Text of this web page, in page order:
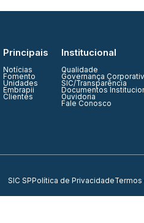
Principais
Notícias
Fomento
Unidades
Embrapii
Clientes
Institucional
Qualidade
Governança
SIC/Transparência
Documentos
Ouvidoria
Fale Conosco
SIC SPPolítica de Privacidade